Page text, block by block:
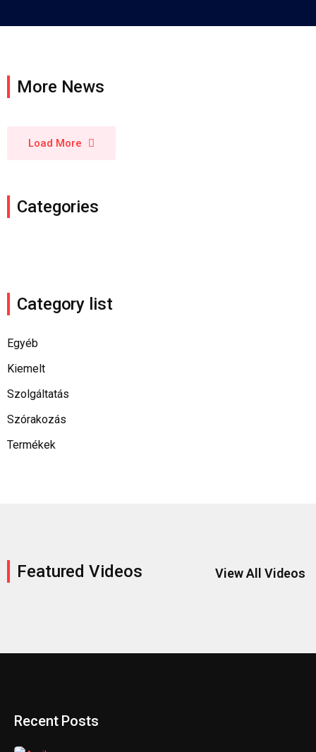
More News
Load More
Categories
Category list
Egyéb
Kiemelt
Szolgáltatás
Szórakozás
Termékek
Featured Videos View All Videos
Recent Posts